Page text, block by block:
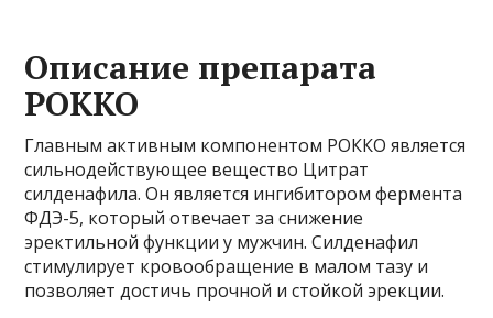
Описание препарата
РОККО
Главным активным компонентом РОККО является
сильнодействующее вещество Цитрат
силденафила. Он является ингибитором фермента
ФДЭ-5, который отвечает за снижение
эректильной функции у мужчин. Силденафил
стимулирует кровообращение в малом тазу и
позволяет достичь прочной и стойкой эрекции.